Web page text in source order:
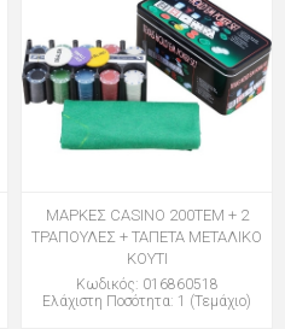
ΜΑΡΚΕΣ CASINO 200ΤΕΜ + 2
ΤΡΑΠΟΥΛΕΣ + ΤΑΠΕΤΑ ΜΕΤΑΛΙΚΟ
ΚΟΥΤΙ
Κωδικός: 016860518
Ελάχιστη Ποσότητα: 1 (Τεμάχιο)